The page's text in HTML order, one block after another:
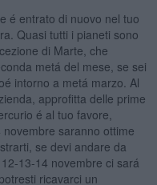
é entrato di nuovo nel tuo
Quasi tutti i pianeti sono
di Marte, che
metá del mese, se sei
intorno a metá marzo. Al
approfitta delle prime
é al tuo favore,
saranno ottime
se devi andare da
13-14 novembre ci sará
ricavarci un